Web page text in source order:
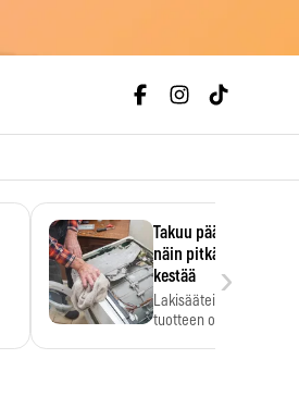
Takuu päättyi,
näin pitkään
kestää
Lakisääteinen
tuotteen oletetun
›